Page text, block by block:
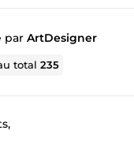
par ArtDesigner
total235